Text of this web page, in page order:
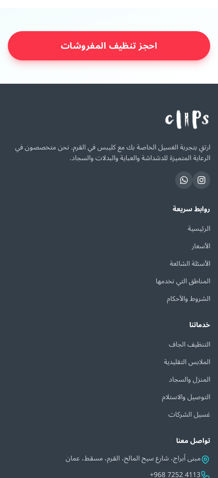
احجز تنظيف المفروشات
ارتقِ بتجربة الغسيل الخاصة بك مع كليبس في القرم. نحن متخصصون في
الرعاية المتميزة للدشداشة والعباية والبدلات والسجاد.
روابط سريعة
الرئيسية
الأسعار
الأسئلة الشائعة
المناطق التي نخدمها
الشروط والأحكام
خدماتنا
التنظيف الجاف
الملابس التقليدية
المنزل والسجاد
التوصيل والاستلام
غسيل الشركات
تواصل معنا
مبنى أبراج، شارع سيح المالح، القرم، مسقط، عمان
+968 7252 4113